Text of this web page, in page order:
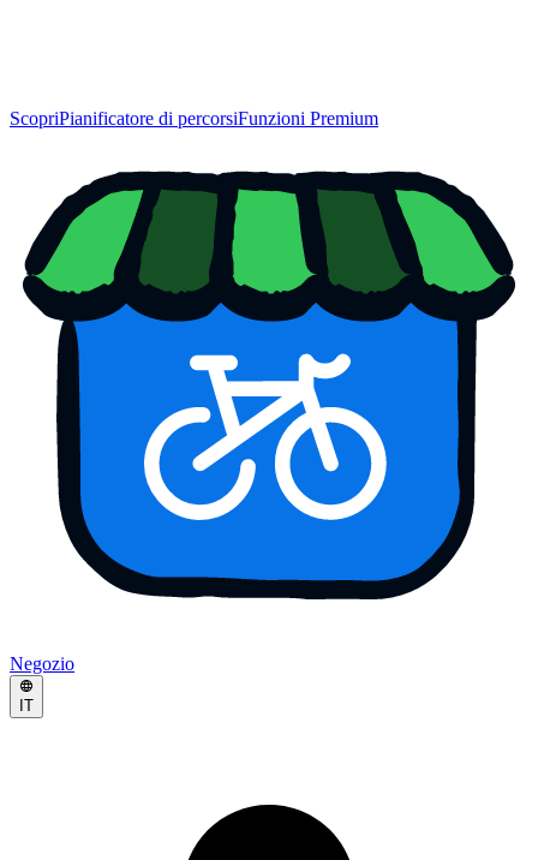
ScopriPianificatore di percorsiFunzioni Premium
Negozio
IT